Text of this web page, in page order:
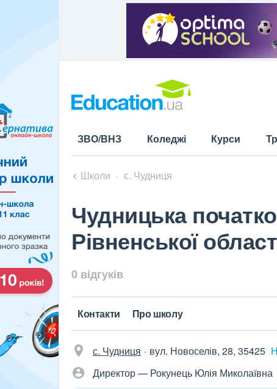
ЗВО/ВНЗ Коледжі Курси
Школи с. Чудниця
Чудницька
Рівненської
0 відгуків
Контакти Про школу
с. Чудниця вул. Новоселів, 28, 35425
Директор — Рокунець Юлія Миколаївна